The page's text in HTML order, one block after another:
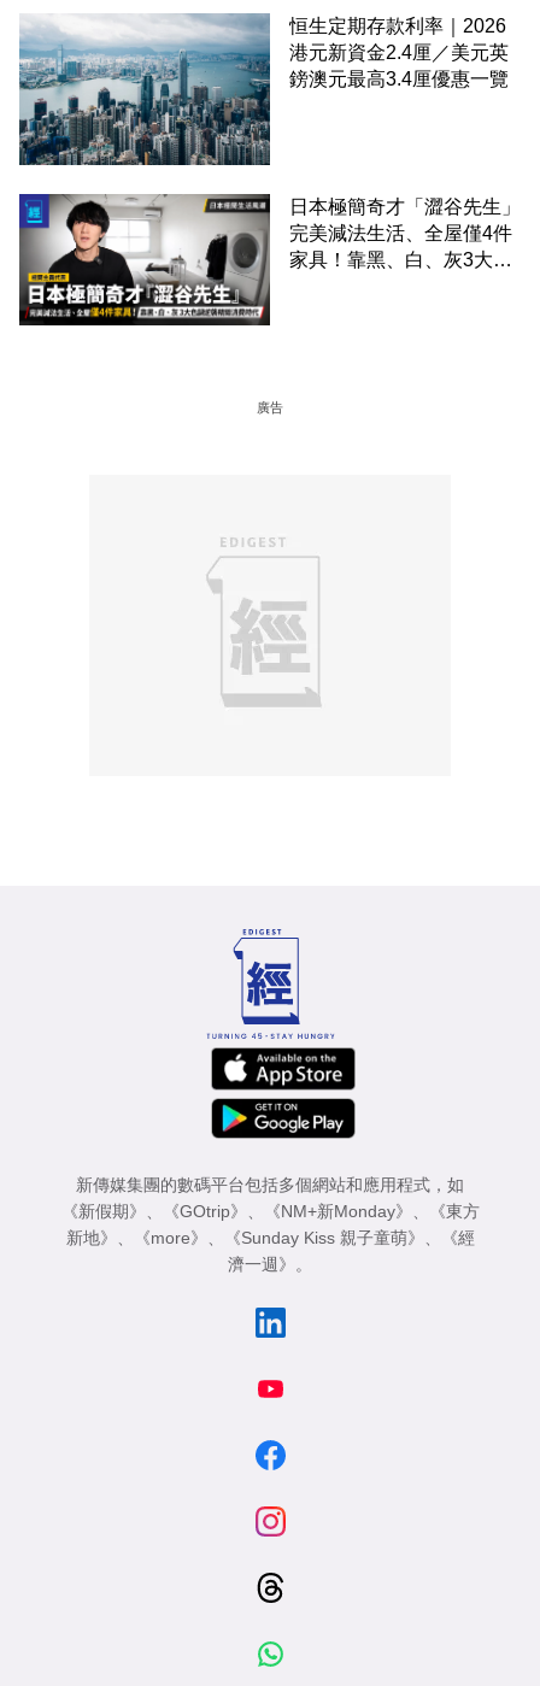
恒生定期存款利率｜2026
港元新資金2.4厘／美元英
鎊澳元最高3.4厘優惠一覽
日本極簡奇才「澀谷先生」
完美減法生活、全屋僅4件
家具！靠黑、白、灰3大色
廣告
新傳媒集團的數碼平台包括多個網站和應用程式，如
《新假期》
《GOtrip》 《NM+新Monday》
《東方
新地》
《more》 《Sunday Kiss 親子童萌》
《經
濟一週》
。